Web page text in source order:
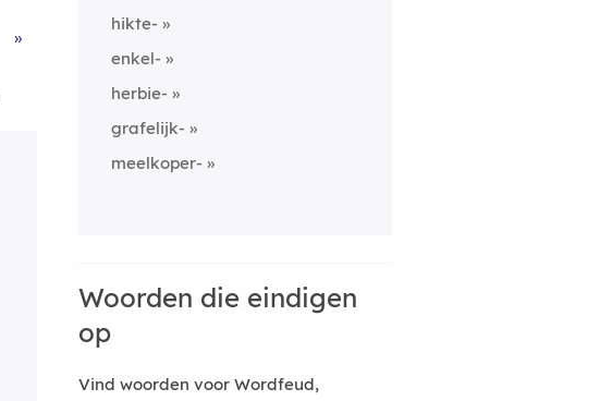
»
hikte-
enkel-
herbie-
grafelijk-
meelkoper-
Woorden die eindigen
op
Vind woorden voor Wordfeud,